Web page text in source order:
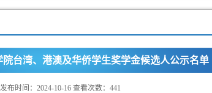
院台湾、港澳及华侨学生奖学金候选人公示名单
发布时间：2024-10-16 查看次数： 441